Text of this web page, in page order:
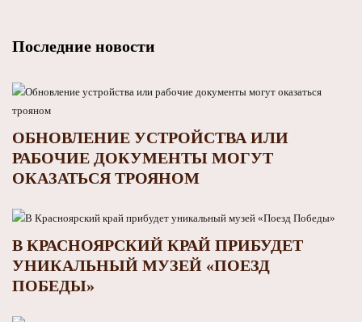
Последние новости
ОБНОВЛЕНИЕ УСТРОЙСТВА ИЛИ
РАБОЧИЕ ДОКУМЕНТЫ МОГУТ
ОКАЗАТЬСЯ ТРОЯНОМ
В КРАСНОЯРСКИЙ КРАЙ ПРИБУДЕТ
УНИКАЛЬНЫЙ МУЗЕЙ «ПОЕЗД
ПОБЕДЫ»